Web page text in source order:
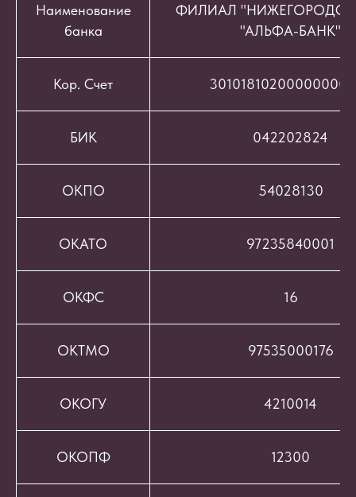
Наименование
банка
ФИЛИАЛ
"АЛЬФА-БАНК"
Кор. Счет
БИК 042202824
ОКПО 54028130
ОКАТО 97235840001
ОКФС 16
ОКТМО 97535000176
ОКОГУ 4210014
ОКОПФ 12300